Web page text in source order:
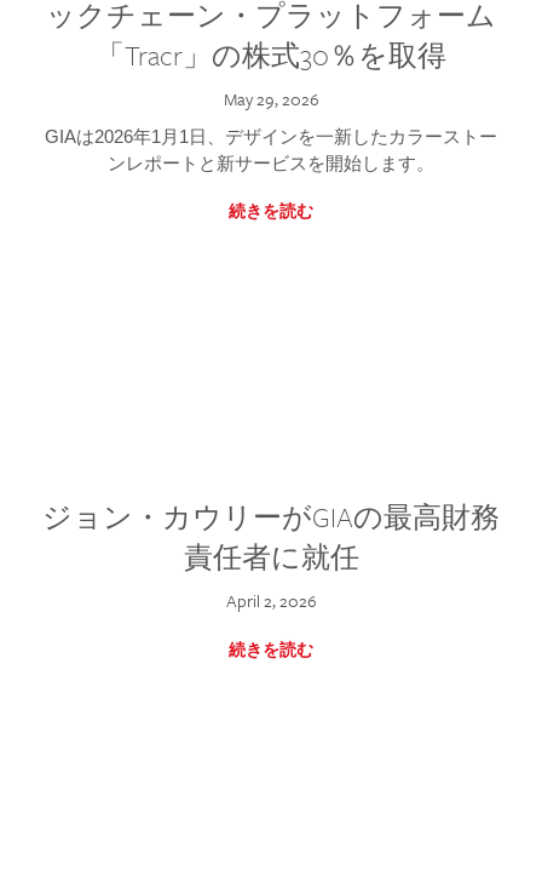
ックチェーン・プラットフォーム
「Tracr」の株式30％を取得
May 29, 2026
GIAは2026年1月1日、デザインを一新したカラーストー
ンレポートと新サービスを開始します。
続きを読む
ジョン・カウリーがGIAの最高財務
責任者に就任
April 2, 2026
続きを読む